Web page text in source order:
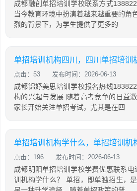
成都融创单招培训学校联系方式
当今教育环境中扮演着越来越重要的角
烈的背景下，为学生提供了更多的
单招培训机构四川，四川单招培训
点击：53 发布时间：2026-06-13
成都锦妤美思培训学校报名热线
构的兴起与发展 随着高考竞争的日益
家长开始关注单招考试，尤其是在四
单招培训机构学什么，单招培训机
点击：196 发布时间：2026-06-13
成都明阳单招培训学校学费优惠联系
训机构学什么？ 单招，即单独招生，